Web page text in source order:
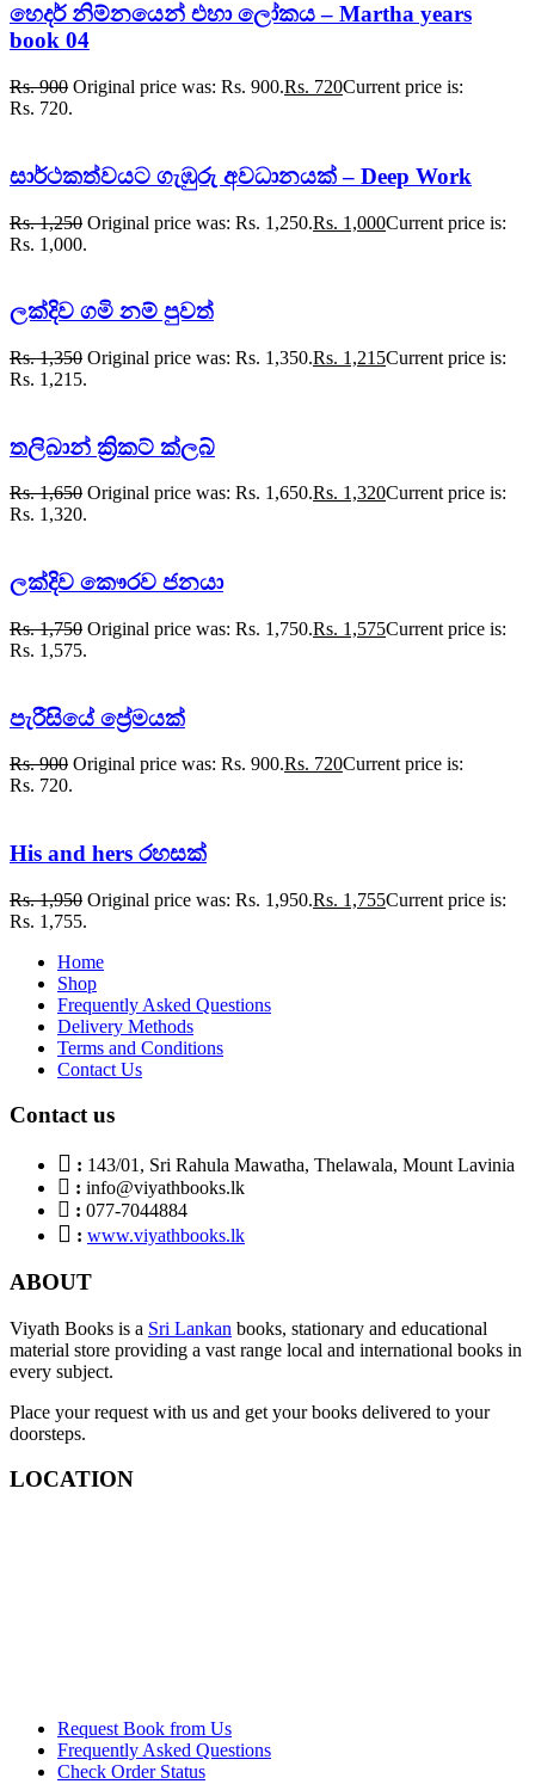
හෙදර් නිම්නයෙන් එහා ලෝකය – Martha years
book 04
Rs.900 Original price was: Rs. 900.Rs. 720Current price is:
Rs. 720.
සාර්ථකත්වයට ගැඹුරු අවධානයක් – Deep Work
Rs.1,250 Original price was: Rs. 1,250.Rs. 1,000Current price is:
Rs. 1,000.
ලක්දිව ගමි නම් පුවත්
Rs.1,350 Original price was: Rs. 1,350.Rs. 1,215Current price is:
Rs. 1,215.
තලිබාන් ක්‍රිකට් ක්ලබ්
Rs.1,650 Original price was: Rs. 1,650.Rs. 1,320Current price is:
Rs. 1,320.
ලක්දිව කෞරව ජනයා
Rs.1,750 Original price was: Rs. 1,750.Rs. 1,575Current price is:
Rs. 1,575.
පැරීසියේ ප්‍රේමයක්
Rs.900 Original price was: Rs. 900.Rs. 720Current price is:
Rs. 720.
His and hers රහසක්
Rs.1,950 Original price was: Rs. 1,950.Rs. 1,755Current price is:
Rs. 1,755.
Home
Shop
Frequently Asked Questions
Delivery Methods
Terms and Conditions
Contact Us
Contact us
: 143/01, Sri Rahula Mawatha, Thelawala, Mount Lavinia
: info@viyathbooks.lk
: 077-7044884
: www.viyathbooks.lk
ABOUT
Viyath Books is a Sri Lankan books, stationary and educational
material store providing a vast range local and international books in
every subject.
Place your request with us and get your books delivered to your
doorsteps.
LOCATION
Request Book from Us
Frequently Asked Questions
Check Order Status